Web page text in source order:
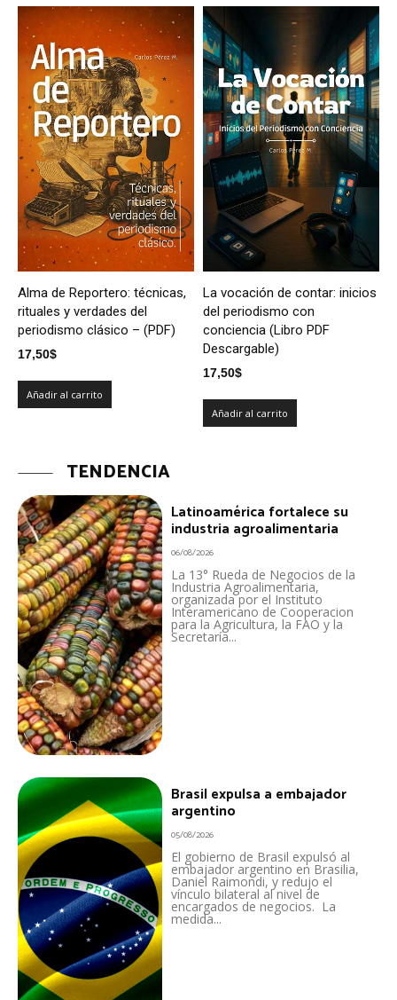
Alma de Reportero: técnicas,
rituales y verdades del
periodismo clásico – (PDF)
17,50$
Añadir al carrito
La vocación de contar: inicios
del periodismo con
conciencia (Libro PDF
Descargable)
17,50$
Añadir al carrito
TENDENCIA
Latinoamérica fortalece su
industria agroalimentaria
06/08/2026
La 13° Rueda de Negocios de la
Industria Agroalimentaria,
organizada por el Instituto
Interamericano de Cooperacion
para la Agricultura, la FAO y la
Secretaría...
Brasil expulsa a embajador
argentino
05/08/2026
El gobierno de Brasil expulsó al
embajador argentino en Brasilia,
Daniel Raimondi, y redujo el
vínculo bilateral al nivel de
encargados de negocios. La
medida...